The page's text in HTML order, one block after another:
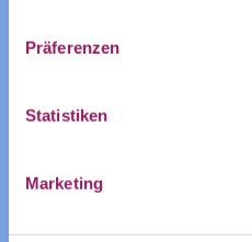
Präferenzen
Statistiken
Marketing
Name